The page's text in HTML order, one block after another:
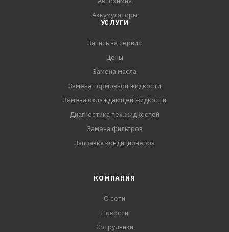
Аккумуляторы
УСЛУГИ
Запись на сервис
Цены
Замена масла
Замена тормозной жидкости
Замена охлаждающей жидкости
Диагностика тех.жидкостей
Замена фильтров
Заправка кондиционеров
КОМПАНИЯ
О сети
Новости
Сотрудники